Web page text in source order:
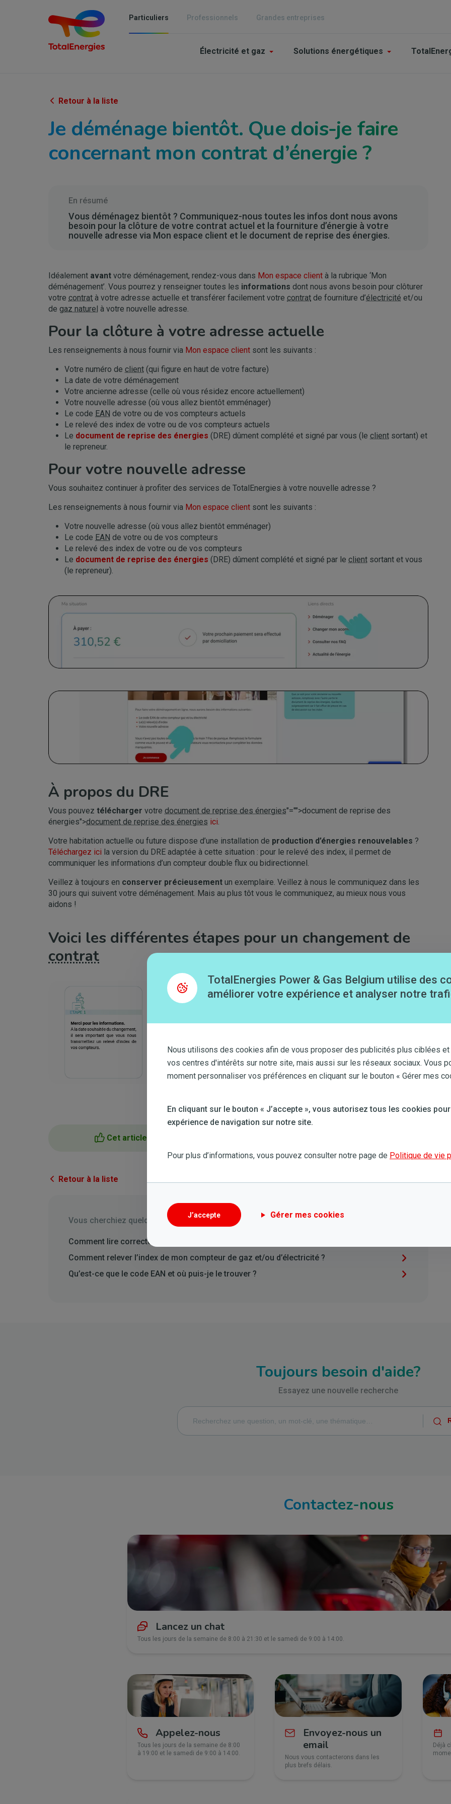
Particuliers Professionnels Grandes entreprises
Main
Électricité et gaz Solutions énergétiques
Retour à la liste
Je déménage bientôt. Que dois-je faire
concernant mon contrat d’énergie ?
En résumé
Vous déménagez bientôt ? Communiquez-nous toutes les infos dont nous avons
besoin pour la clôture de votre contrat actuel et la fourniture d’énergie à votre
nouvelle adresse via Mon espace client et le document de reprise des énergies.
Idéalement avant votre déménagement, rendez-vous dans Mon espace client à la rubrique ‘Mon
déménagement’. Vous pourrez y renseigner toutes les informations dont nous avons besoin pour clôturer
votre contrat à votre adresse actuelle et transférer facilement votre contrat de fourniture d’électricité et/ou
de gaz naturel à votre nouvelle adresse.
Pour la clôture à votre adresse actuelle
Les renseignements à nous fournir via Mon espace client sont les suivants :
Votre numéro de client (qui figure en haut de votre facture)
La date de votre déménagement
Votre ancienne adresse (celle où vous résidez encore actuellement)
Votre nouvelle adresse (où vous allez bientôt emménager)
Le code EAN de votre ou de vos compteurs actuels
Le relevé des index de votre ou de vos compteurs actuels
Le document de reprise des énergies (DRE) dûment complété et signé par vous (le client sortant) et
le repreneur.
Pour votre nouvelle adresse
Vous souhaitez continuer à profiter des services de TotalEnergies à votre nouvelle adresse ?
Les renseignements à nous fournir via Mon espace client sont les suivants :
Votre nouvelle adresse (où vous allez bientôt emménager)
Le code EAN de votre ou de vos compteurs
Le relevé des index de votre ou de vos compteurs
Le document de reprise des énergies (DRE) dûment complété et signé par le client sortant et vous
(le repreneur).
Image
Image
À propos du DRE
Vous pouvez télécharger votre document de reprise des énergies"="">document de reprise des
énergies">document de reprise des énergies ici.
Votre habitation actuelle ou future dispose d’une installation de production d’énergies renouvelables ?
Téléchargez ici la version du DRE adaptée à cette situation : pour le relevé des index, il permet de
communiquer les informations d’un compteur double flux ou bidirectionnel.
Veillez à toujours en conserver précieusement un exemplaire. Veillez à nous le communiquez dans les
30 jours qui suivent votre déménagement. Mais au plus tôt vous le communiquez, au mieux nous vous
aidons !
Voici les différentes étapes pour un changement de
contrat
Image
Cet article m'a aidé
Retour à la liste
Vous cherchiez quelque chose de différent ?
Comment lire correctement mes factures d'acompte mensuelles ?
Comment relever l’index de mon compteur de gaz et/ou d’électricité ?
Qu’est-ce que le code EAN et où puis-je le trouver ?
Toujours besoin d'aide?
Essayez une nouvelle recherche
Contactez-nous
Lancez un chat
Tous les jours de la semaine de 8:00 à 21:30 et le samedi de 9:00 à 14:00.
Appelez-nous
Tous les jours de la semaine de 8:00
à 19:00 et le samedi de 9:00 à 14:00.
Envoyez-nous un
email
Nous vous contacterons dans les
plus brefs délais.
Déjà
TotalEnergies Power & Gas Belgium utilise des
améliorer votre expérience et analyser notre
Nous utilisons des cookies afin de vous proposer des publicités plus ciblées
vos centres d'intérêts sur notre site, mais aussi sur les réseaux sociaux. Vous
moment personnaliser vos préférences en cliquant sur le bouton « Gérer mes
En cliquant sur le bouton « J’accepte », vous autorisez tous les cookies
expérience de navigation sur notre site.
Pour plus d’informations, vous pouvez consulter notre page de Politique de vie
J’accepte Gérer mes cookies